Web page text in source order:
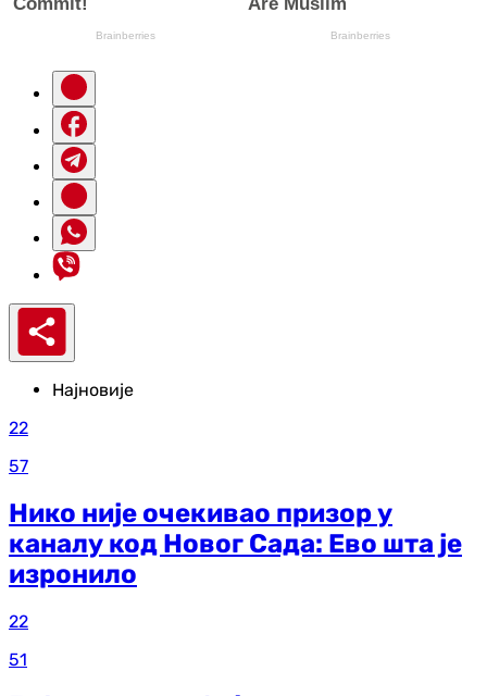
Најновије
22
57
Нико није очекивао призор у
каналу код Новог Сада: Ево шта је
изронило
22
51